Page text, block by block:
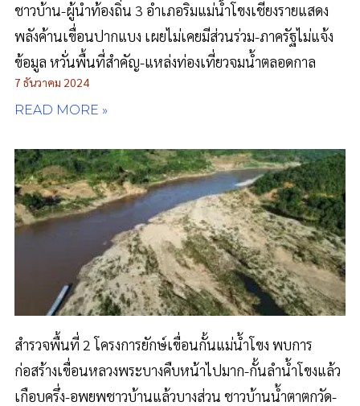
ชาวบ้าน-ผู้นำท้องถิ่น 3 อำเภอริมแม่น้ำโขงเชียงรายแสดง
พลังค้านเขื่อนปากแบง เผยไม่เคยมีส่วนร่วม-ภาครัฐไม่แจ้ง
ข้อมูล หวั่นพื้นที่สำคัญ-แหล่งท่องเที่ยวจมน้ำตลอดกาล
7 ธันวาคม 2024
READ MORE »
สำรวจพื้นที่ 2 โครงการยักษ์เขื่อนกั้นแม่น้ำโขง พบการ
ก่อสร้างเขื่อนหลวงพระบางคืบหน้าไปมาก-กั้นลำน้ำโขงแล้ว
เกือบครึ่ง-อพยพชาวบ้านแล้วบางส่วน ชาวบ้านน้ำตาตกวัด-